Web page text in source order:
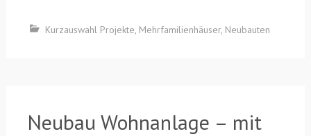
Kurzauswahl Projekte, Mehrfamilienhäuser, Neubauten
Neubau Wohnanlage – mit